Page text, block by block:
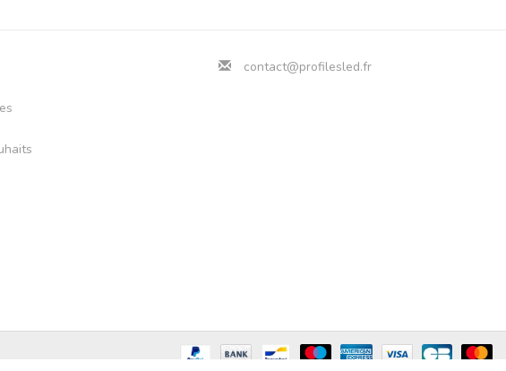
contact@profilesled.fr